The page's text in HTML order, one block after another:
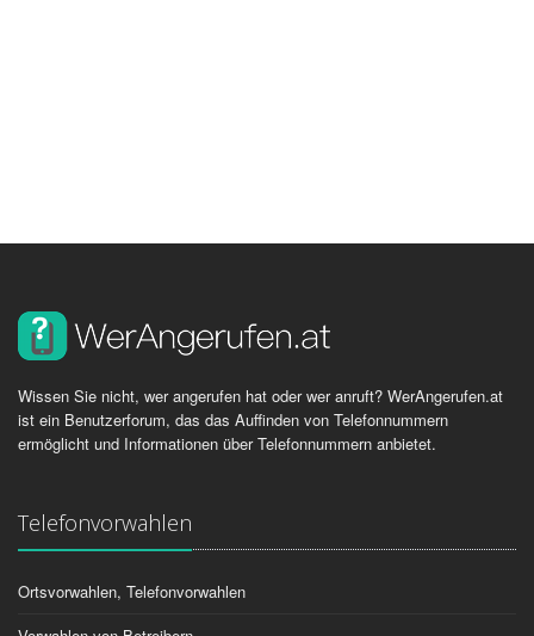
Wissen Sie nicht, wer angerufen hat oder wer anruft? WerAngerufen.at
ist ein Benutzerforum, das das Auffinden von Telefonnummern
ermöglicht und Informationen über Telefonnummern anbietet.
Telefonvorwahlen
Ortsvorwahlen, Telefonvorwahlen